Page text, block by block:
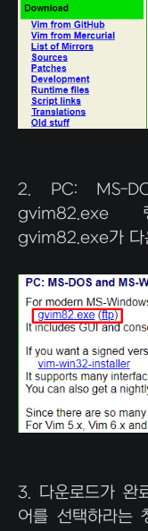
2. PC: MS-
gvim82.exe
gvim82.exe가 다
3. 다운로드가 완
어를 선택하라는